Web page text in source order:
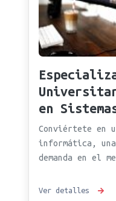
en
Conviértete en
informática,
demanda en el
Ver detalles